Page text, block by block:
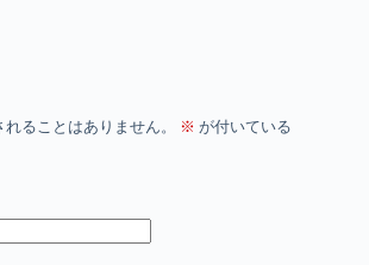
ることはありません。 ※ が付いている